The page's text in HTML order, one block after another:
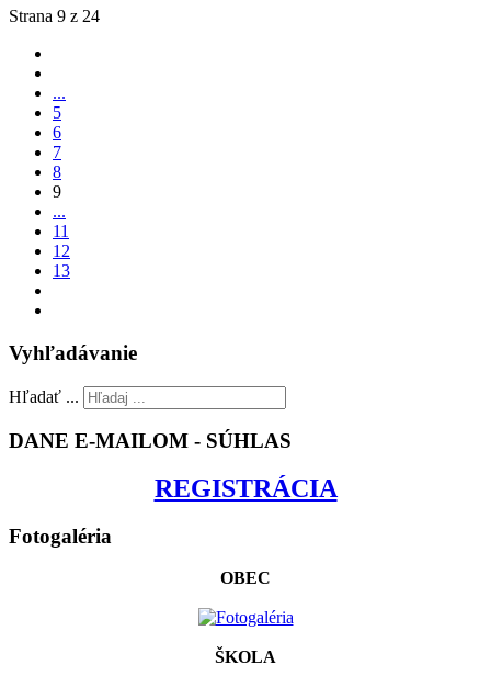
Strana 9 z 24
...
5
6
7
8
9
...
11
12
13
Vyhľadávanie
Hľadať ...
DANE E-MAILOM - SÚHLAS
REGISTRÁCIA
Fotogaléria
OBEC
ŠKOLA